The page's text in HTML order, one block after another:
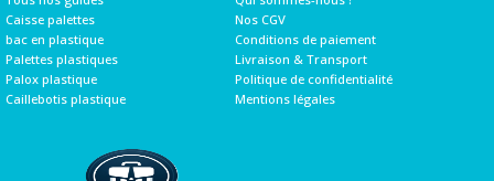
Caisse palettes
bac en plastique
Palettes plastiques
Palox plastique
Caillebotis plastique
Nos CGV
Conditions de paiement
Livraison & Transport
Politique de confidentialité
Mentions légales